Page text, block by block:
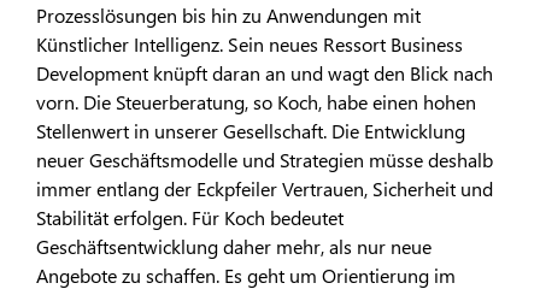
Prozesslösungen bis hin zu Anwendungen mit
Künstlicher Intelligenz. Sein neues Ressort Business
Development knüpft daran an und wagt den Blick nach
vorn. Die Steuerberatung, so Koch, habe einen hohen
Stellenwert in unserer Gesellschaft. Die Entwicklung
neuer Geschäftsmodelle und Strategien müsse deshalb
immer entlang der Eckpfeiler Vertrauen, Sicherheit und
Stabilität erfolgen. Für Koch bedeutet
Geschäftsentwicklung daher mehr, als nur neue
Angebote zu schaffen. Es geht um Orientierung im